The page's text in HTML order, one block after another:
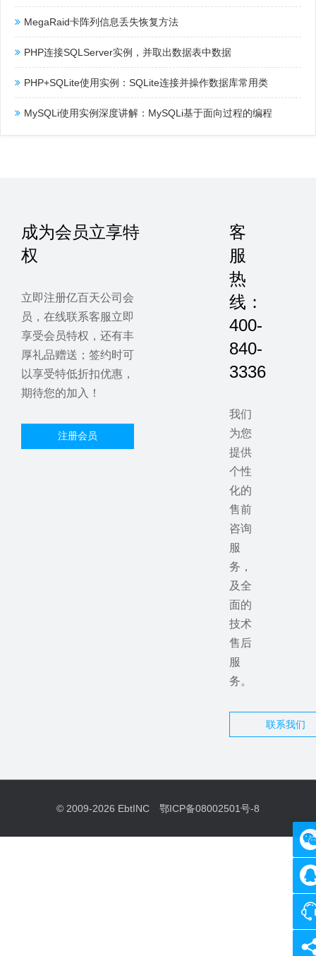
MegaRaid卡阵列信息丢失恢复方法
PHP连接SQLServer实例，并取出数据表中数据
PHP+SQLite使用实例：SQLite连接并操作数据库常用类
MySQLi使用实例深度讲解：MySQLi基于面向过程的编程
成为会员立享特
权
立即注册亿百天公司会
员，在线联系客服立即
享受会员特权，还有丰
厚礼品赠送；签约时可
以享受特低折扣优惠，
期待您的加入！
注册会员
客
服
热
线：
400-
840-
3336
我们
为您
提供
个性
化的
售前
咨询
服
务，
及全
面的
技术
售后
服
务。
联系我们
© 2009-2026 EbtINC 鄂ICP备08002501号-8